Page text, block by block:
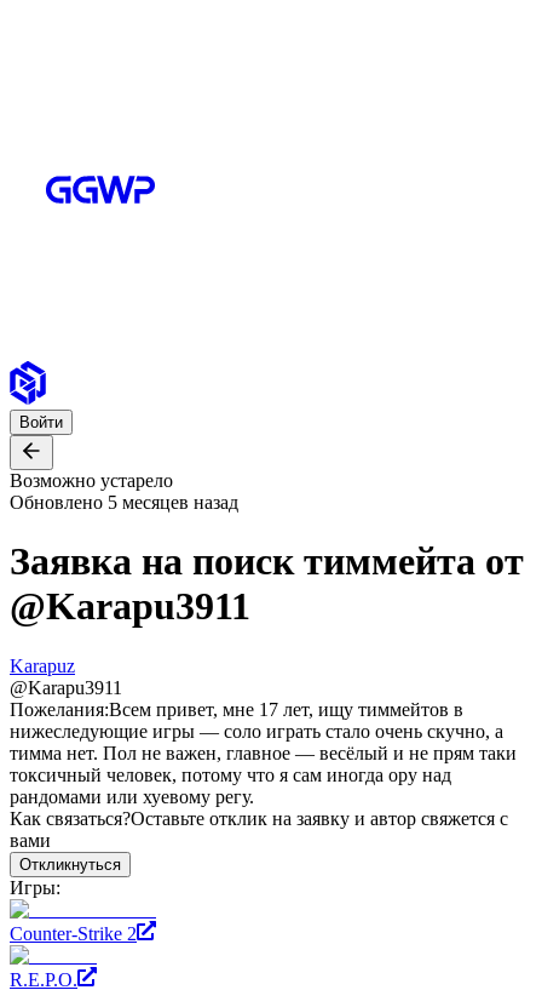
Войти
Возможно устарело
Обновлено 5 месяцев назад
Заявка на поиск тиммейта от
@Karapu3911
Karapuz
@Karapu3911
Пожелания:Всем привет, мне 17 лет, ищу тиммейтов в
нижеследующие игры — соло играть стало очень скучно, а
тимма нет. Пол не важен, главное — весёлый и не прям таки
токсичный человек, потому что я сам иногда ору над
рандомами или хуевому регу.
Как связаться?Оставьте отклик на заявку и автор свяжется с
вами
Откликнуться
Игры:
Counter-Strike 2
R.E.P.O.